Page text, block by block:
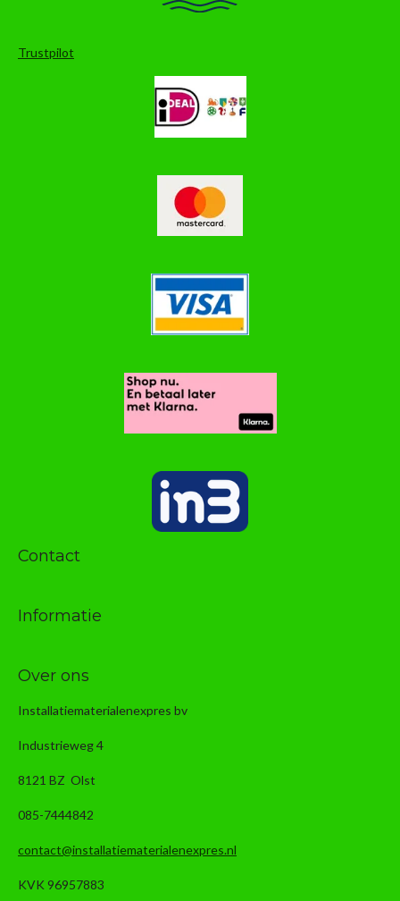
Trustpilot
Contact
Informatie
Over ons
Installatiematerialenexpres bv
Industrieweg 4
8121 BZ Olst
085-7444842
contact@installatiematerialenexpres.nl
KVK 96957883